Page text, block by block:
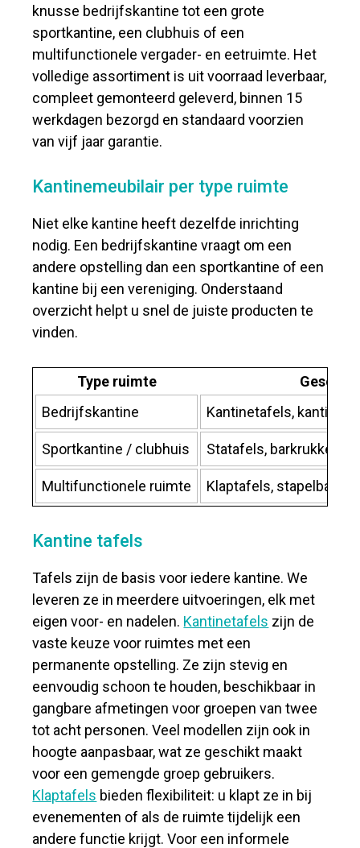
knusse bedrijfskantine tot een grote
sportkantine, een clubhuis of een
multifunctionele vergader- en eetruimte. Het
volledige assortiment is uit voorraad leverbaar,
compleet gemonteerd geleverd, binnen 15
werkdagen bezorgd en standaard voorzien
van vijf jaar garantie.
Kantinemeubilair per type ruimte
Niet elke kantine heeft dezelfde inrichting
nodig. Een bedrijfskantine vraagt om een
andere opstelling dan een sportkantine of een
kantine bij een vereniging. Onderstaand
overzicht helpt u snel de juiste producten te
vinden.
Type ruimte
Bedrijfskantine
Kantinetafels,
Sportkantine / clubhuis Statafels, barkrukken,
Multifunctionele ruimte Klaptafels, stapelbare
Kantine tafels
Tafels zijn de basis voor iedere kantine. We
leveren ze in meerdere uitvoeringen, elk met
eigen voor- en nadelen. Kantinetafels zijn de
vaste keuze voor ruimtes met een
permanente opstelling. Ze zijn stevig en
eenvoudig schoon te houden, beschikbaar in
gangbare afmetingen voor groepen van twee
tot acht personen. Veel modellen zijn ook in
hoogte aanpasbaar, wat ze geschikt maakt
voor een gemengde groep gebruikers.
Klaptafels bieden flexibiliteit: u klapt ze in bij
evenementen of als de ruimte tijdelijk een
andere functie krijgt. Voor een informele